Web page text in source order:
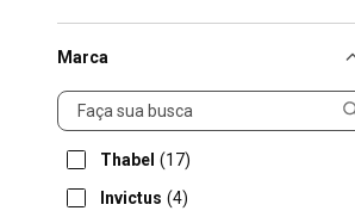
Marca
Marca
Thabel (17)
Invictus (4)